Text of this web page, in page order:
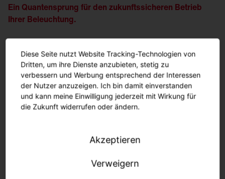
Ein Quantensprung für den zukunftssicheren Betrieb
Ihrer Beleuchtung.
Mehr erfahren.
Diese Seite nutzt Website Tracking-Technologien von
Dritten, um ihre Dienste anzubieten, stetig zu
verbessern und Werbung entsprechend der Interessen
der Nutzer anzuzeigen. Ich bin damit einverstanden
und kann meine Einwilligung jederzeit mit Wirkung für
die Zukunft widerrufen oder ändern.
Akzeptieren
Verweigern